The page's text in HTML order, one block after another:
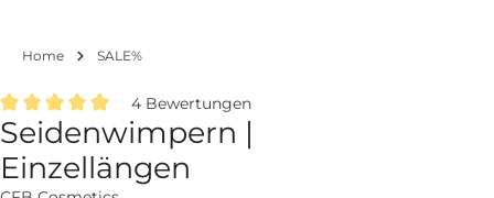
Home SALE%
Durchschnittliche Bewertung von 5 von 5 Sternen
4 Bewertungen
Seidenwimpern |
Einzellängen